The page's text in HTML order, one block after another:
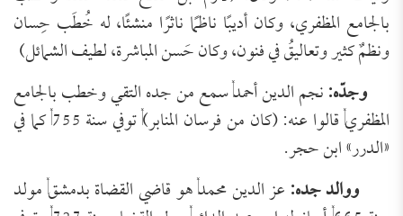
بالجامع المظفري، وكان أديبًا ناظمًا ناثرًا منشئًا، له خُطَب حِسان
ونظمٌ كثير وتعاليقُ في فنون، وكان حَسن المباشرة، لطيف الشمائل)
وجدّه:نجم الدين أحمد, سمع من جده التقي وخطب بالجامع
المظفري, قالوا عنه: (كان من فرسان المنابر), توفي سنة 755, كما في
«الدرر» ابن حجر.
ووالد جده:عز الدين محمد, هو قاضي القضاة بدمشق, مولد